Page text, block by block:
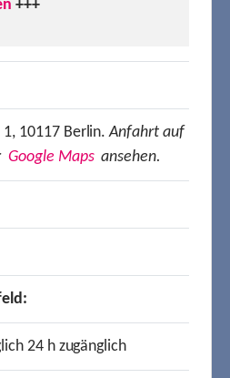
+++
10117 Berlin.Anfahrt auf
Google Mapsansehen.
24 h zugänglich